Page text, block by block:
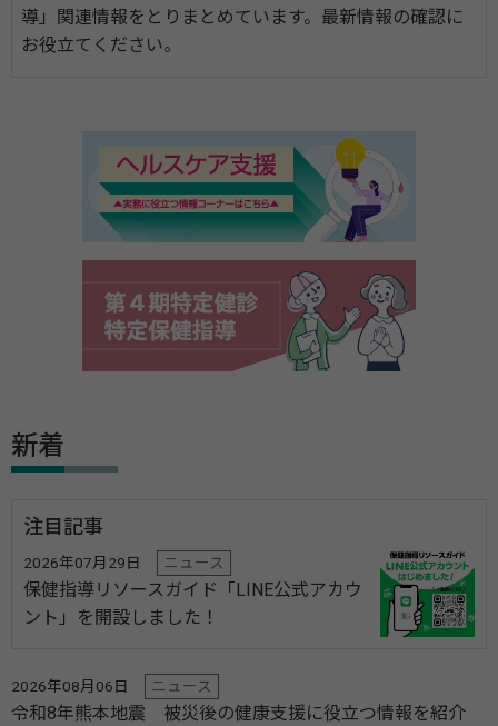
導」関連情報をとりまとめています。最新情報の確認に
お役立てください。
新着
注目記事
2026年07月29日 ニュース
保健指導リソースガイド「LINE公式アカウ
ント」を開設しました！
2026年08月06日 ニュース
令和8年熊本地震 被災後の健康支援に役立つ情報を紹介